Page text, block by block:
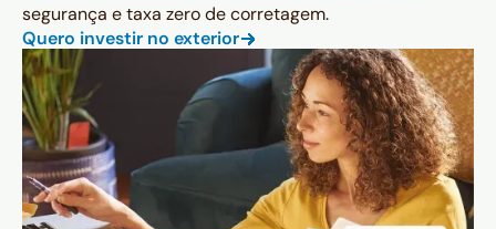
segurança e taxa zero de corretagem.
Quero investir no exterior